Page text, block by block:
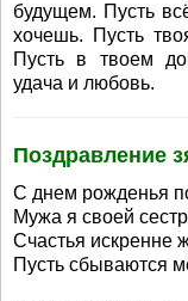
будущем. Пусть
хочешь. Пусть
Пусть в твоем
удача и любовь.
Поздравление
С днем рожденья
Мужа я своей
Счастья искренне
Пусть сбываются